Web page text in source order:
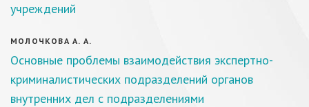
учреждений
МОЛОЧКОВА А. А.
Основные проблемы взаимодействия экспертно-
криминалистических подразделений органов
внутренних дел с подразделениями